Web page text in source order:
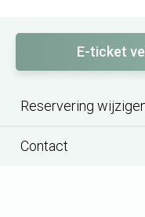
E-ticket
Reservering
Contact